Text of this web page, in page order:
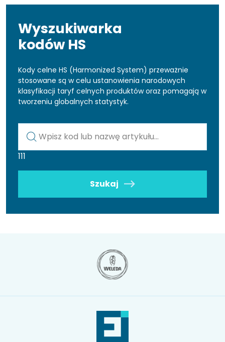
Wyszukiwarka
kodów HS
Kody celne HS (Harmonized System) przeważnie
stosowane są w celu ustanowienia narodowych
klasyfikacji taryf celnych produktów oraz pomagają w
tworzeniu globalnych statystyk.
111
Szukaj